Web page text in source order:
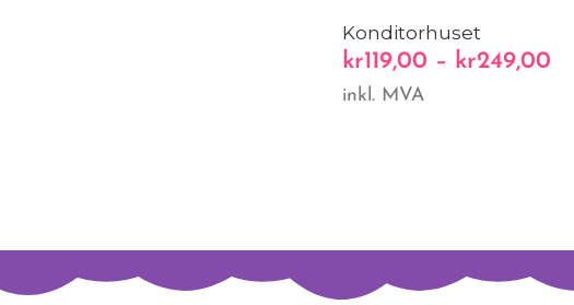
Konditorhuset
kr119,00 – kr249,00
inkl. MVA